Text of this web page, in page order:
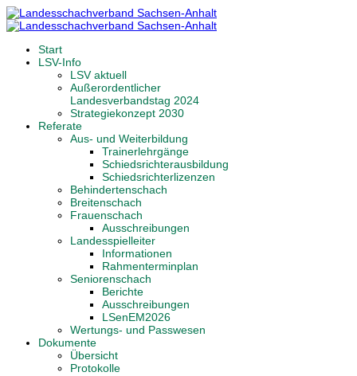
Start
LSV-Info
LSV aktuell
Außerordentlicher
Landesverbandstag 2024
Strategiekonzept 2030
Referate
Aus- und Weiterbildung
Trainerlehrgänge
Schiedsrichterausbildung
Schiedsrichterlizenzen
Behindertenschach
Breitenschach
Frauenschach
Ausschreibungen
Landesspielleiter
Informationen
Rahmenterminplan
Seniorenschach
Berichte
Ausschreibungen
LSenEM2026
Wertungs- und Passwesen
Dokumente
Übersicht
Protokolle